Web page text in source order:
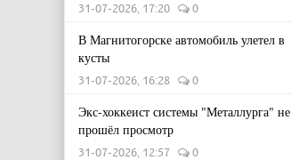
31-07-2026, 17:20 0
В Магнитогорске автомобиль улетел в
кусты
31-07-2026, 16:28 0
Экс-хоккеист системы "Металлурга" не
прошёл просмотр
31-07-2026, 12:57 0